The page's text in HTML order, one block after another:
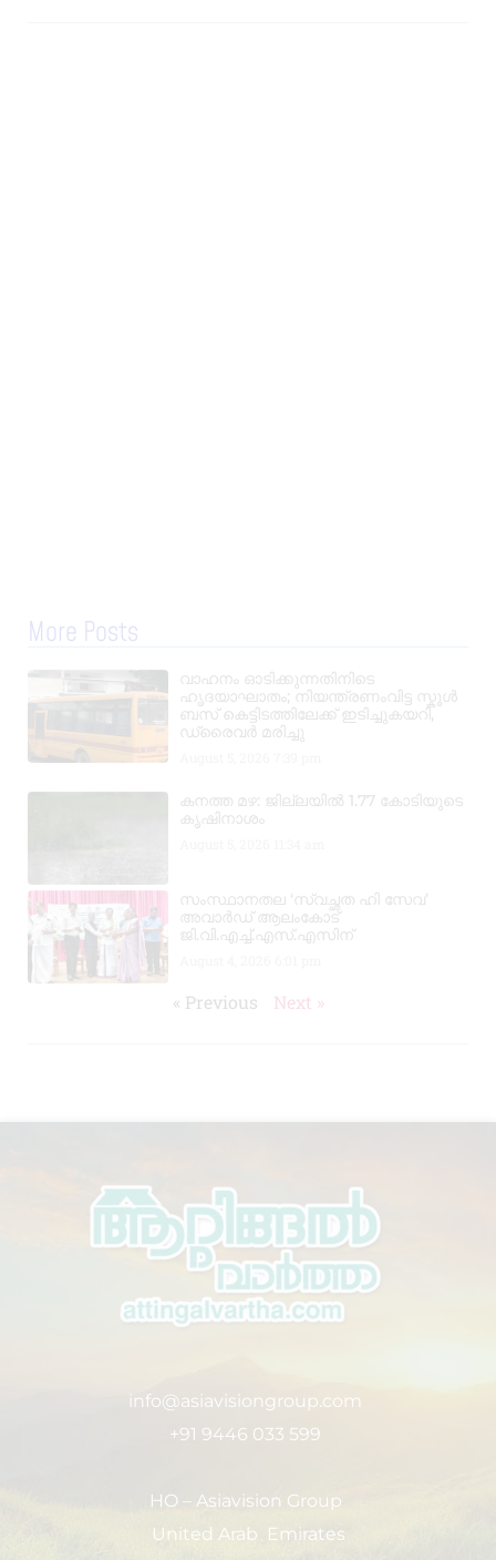
More Posts
വാഹനം ഓടിക്കുന്നതിനിടെ
ഹൃദയാഘാതം; നിയന്ത്രണംവിട്ട സ്കൂൾ
ബസ് കെട്ടിടത്തിലേക്ക് ഇടിച്ചുകയറി,
ഡ്രൈവർ മരിച്ചു
കനത്ത മഴ: ജില്ലയിൽ 1.77 കോടിയുടെ
കൃഷിനാശം
സംസ്ഥാനതല ‘സ്വച്ഛത ഹി സേവ’
അവാർഡ് ആലംകോട്
ജി.വി.എച്ച്.എസ്.എസിന്
« Previous Next »
info@asiavisiongroup.com
+91 9446 033 599
HO – Asiavision Group
United Arab Emirates